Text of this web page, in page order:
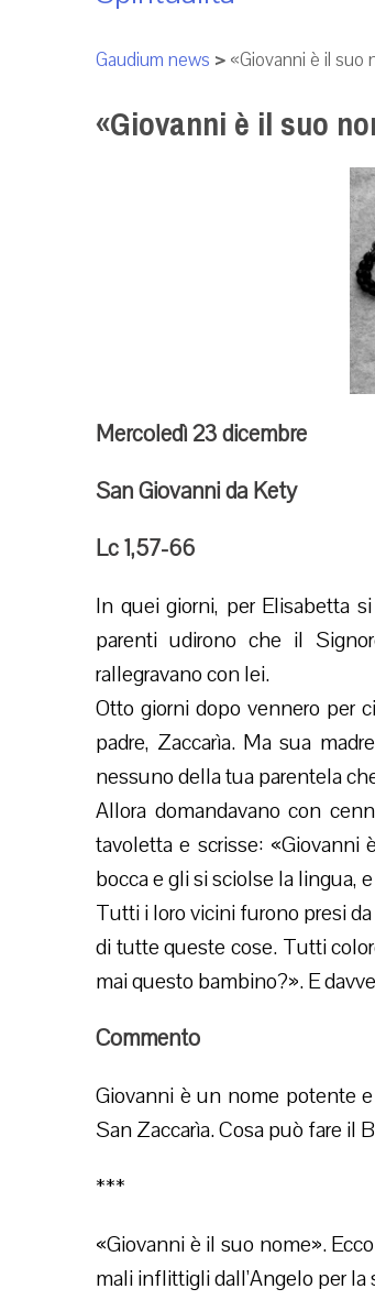
Gaudium news > «Giovanni è il suo
«Giovanni è il suo
Mercoledì 23 dicembre
San Giovanni da Kety
Lc 1,57-66
In quei giorni, per Elisabetta
parenti udirono che il
rallegravano con lei.
Otto giorni dopo vennero per
padre, Zaccarìa. Ma sua
nessuno della tua parentela
Allora domandavano con
tavoletta e scrisse:
bocca e gli si sciolse la lingua,
Tutti i loro vicini furono presi
di tutte queste cose. Tutti
mai questo bambino?». E
Commento
Giovanni è un nome potente
San Zaccarìa. Cosa può fare il
***
«Giovanni è il suo nome».
mali inflittigli dall’Angelo per